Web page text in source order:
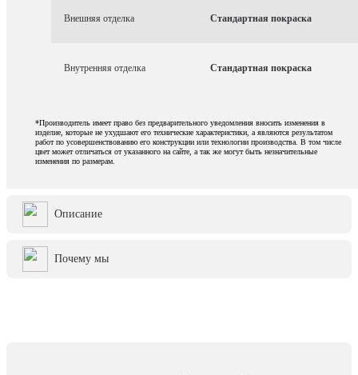
Внешняя отделка Стандартная покраска
Внутренняя отделка Стандартная покраска
*Производитель имеет право без предварительного уведомления вносить изменения в
изделие, которые не ухудшают его технические характеристики, а являются результатом
работ по усовершенствованию его конструкции или технологии производства. В том числе
цвет может отличаться от указанного на сайте, а так же могут быть незначительные
изменения по размерам.
Описание
Почему мы